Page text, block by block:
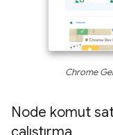
Chrome
Node komut
çalıştırma